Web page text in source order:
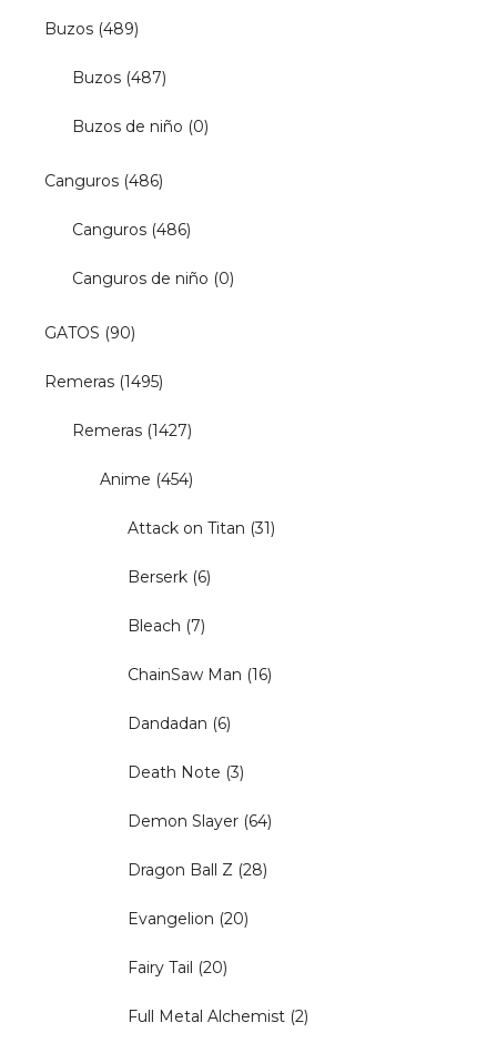
Buzos (489)
Buzos (487)
Buzos de niño (0)
Canguros (486)
Canguros (486)
Canguros de niño (0)
GATOS (90)
Remeras (1495)
Remeras (1427)
Anime (454)
Attack on Titan (31)
Berserk (6)
Bleach (7)
ChainSaw Man (16)
Dandadan (6)
Death Note (3)
Demon Slayer (64)
Dragon Ball Z (28)
Evangelion (20)
Fairy Tail (20)
Full Metal Alchemist (2)